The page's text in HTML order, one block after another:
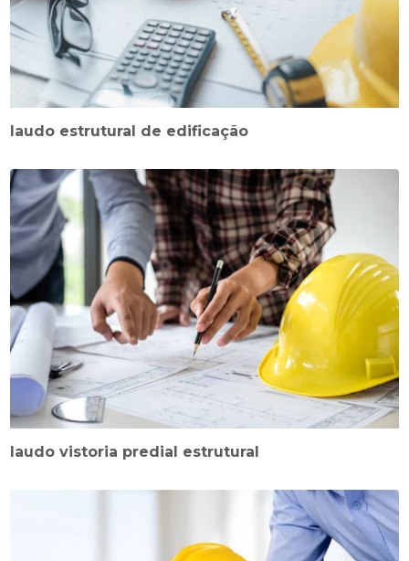
laudo estrutural de edificação
laudo vistoria predial estrutural